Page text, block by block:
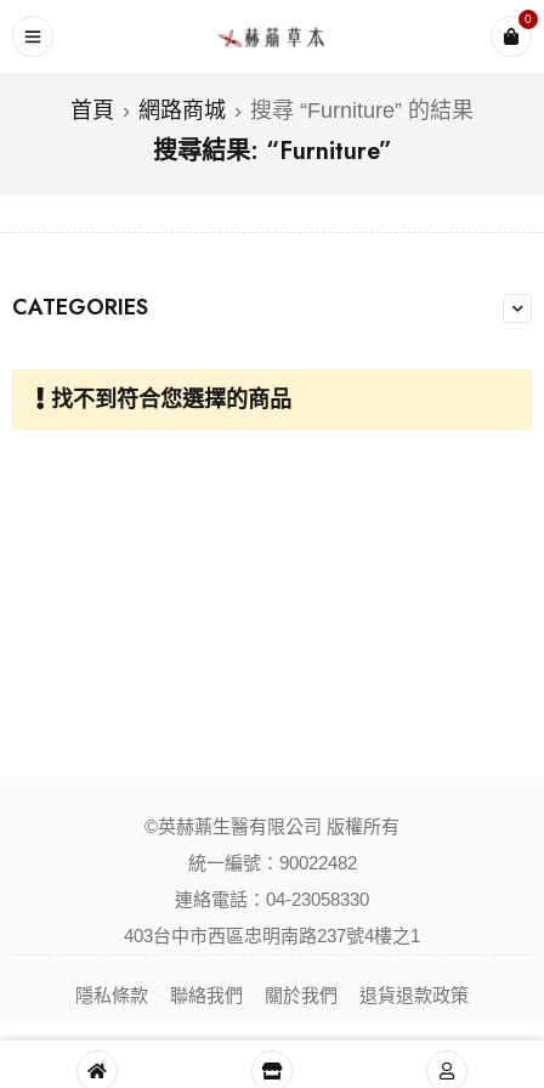
0
首頁 › 網路商城 › 搜尋 “Furniture” 的結果
搜尋結果: “Furniture”
CATEGORIES
找不到符合您選擇的商品
©英赫薡生醫有限公司 版權所有
統一編號：90022482
連絡電話：04-23058330
403台中市西區忠明南路237號4樓之1
隱私條款 聯絡我們 關於我們 退貨退款政策